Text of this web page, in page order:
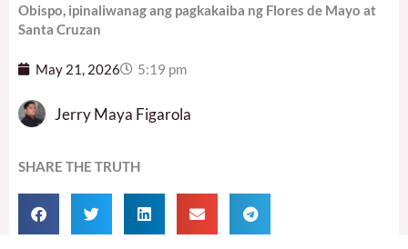
Obispo, ipinaliwanag ang pagkakaiba ng Flores de Mayo at
Santa Cruzan
May 21, 2026 5:19 pm
Jerry Maya Figarola
SHARE THE TRUTH